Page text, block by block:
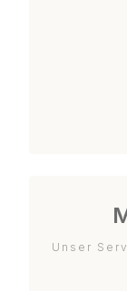
Unser